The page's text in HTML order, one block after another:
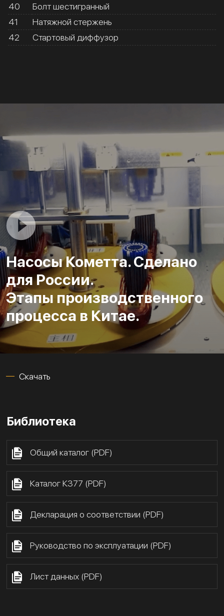
40
Болт шестигранный
41
Натяжной стержень
42
Стартовый диффузор
Насосы Кометта. Сделано
для России.
Этапы производственного
процесса в Китае.
Скачать
Библиотека
Общий каталог (PDF)
Каталог К377 (PDF)
Декларация о соответствии (PDF)
Руководство по эксплуатации (PDF)
Лист данных (PDF)